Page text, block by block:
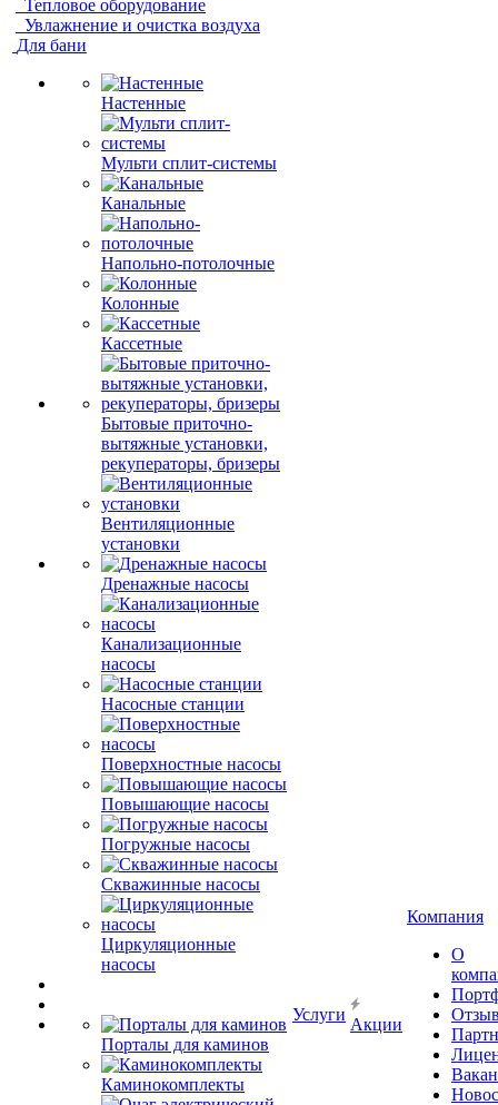
Тепловое оборудование
Увлажнение и очистка воздуха
Для бани
Настенные
Мульти сплит-системы
Канальные
Напольно-потолочные
Колонные
Кассетные
Бытовые приточно-
вытяжные установки,
рекуператоры, бризеры
Вентиляционные
установки
Дренажные насосы
Канализационные
насосы
Насосные станции
Поверхностные насосы
Повышающие насосы
Погружные насосы
Скважинные насосы
Циркуляционные
насосы
Порталы для каминов
Каминокомплекты
Услуги
Акции
Компания
О